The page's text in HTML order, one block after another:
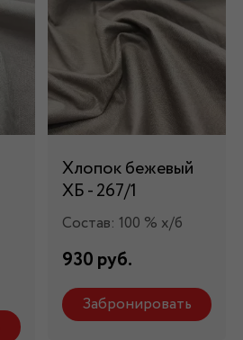
Хлопок бежевый
ХБ - 267/1
Состав: 100 % х/б
930 руб.
Забронировать